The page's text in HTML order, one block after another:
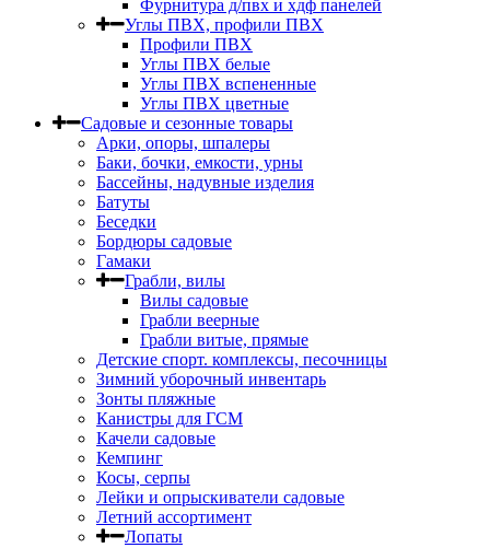
Фурнитура д/пвх и хдф панелей
Углы ПВХ, профили ПВХ
Профили ПВХ
Углы ПВХ белые
Углы ПВХ вспененные
Углы ПВХ цветные
Садовые и сезонные товары
Арки, опоры, шпалеры
Баки, бочки, емкости, урны
Бассейны, надувные изделия
Батуты
Беседки
Бордюры садовые
Гамаки
Грабли, вилы
Вилы садовые
Грабли веерные
Грабли витые, прямые
Детские спорт. комплексы, песочницы
Зимний уборочный инвентарь
Зонты пляжные
Канистры для ГСМ
Качели садовые
Кемпинг
Косы, серпы
Лейки и опрыскиватели садовые
Летний ассортимент
Лопаты